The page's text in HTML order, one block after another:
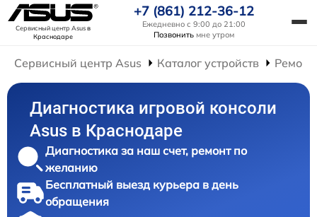
Сервисный центр Asusв
Краснодаре
+7 (861) 212-36-12
Ежедневно с 9:00 до 21:00
Позвонить мне утром
Сервисный центр Asus Каталог устройств
Диагностика игровой консоли
Asus в Краснодаре
Диагностика за наш счет, ремонт по
желанию
Бесплатный выезд курьера в день
обращения